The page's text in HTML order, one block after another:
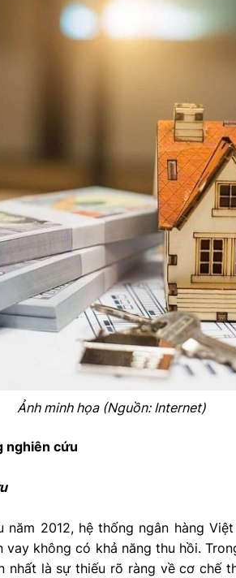
Ảnh minh họa (Nguồn: Internet)
nghiên cứu
năm 2012, hệ thống ngân hàng
không có khả năng thu hồi.
nhất là sự thiếu rõ ràng về cơ chế